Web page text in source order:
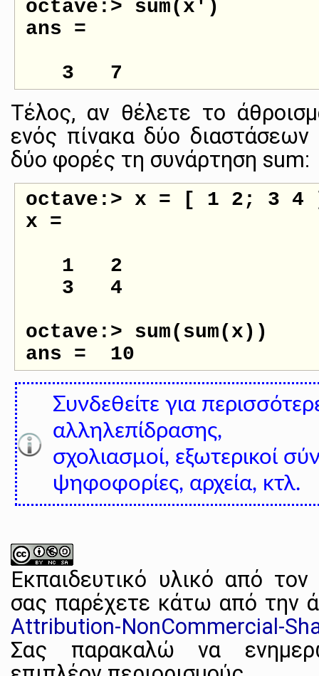
octave:> sum(x')
ans =
Τέλος, αν θέλετε το
ενός πίνακα δύο
δύο φορές τη συνάρτηση sum:
octave:> x = [ 1 2; 3 4
x =
octave:> sum(sum(x))
Συνδεθείτε για
αλληλεπίδρασης,
σχολιασμοί, εξωτερικοί
ψηφοφορίες, αρχεία, κτλ.
Εκπαιδευτικό υλικό από τον
σας παρέχετε κάτω από την
Attribution-NonCommercial-
Σας παρακαλώ να